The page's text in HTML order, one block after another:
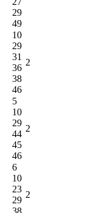
29
49
10
29
31
36
38
46
2
5
10
29
44
45
46
2
6
10
23
29
38
2